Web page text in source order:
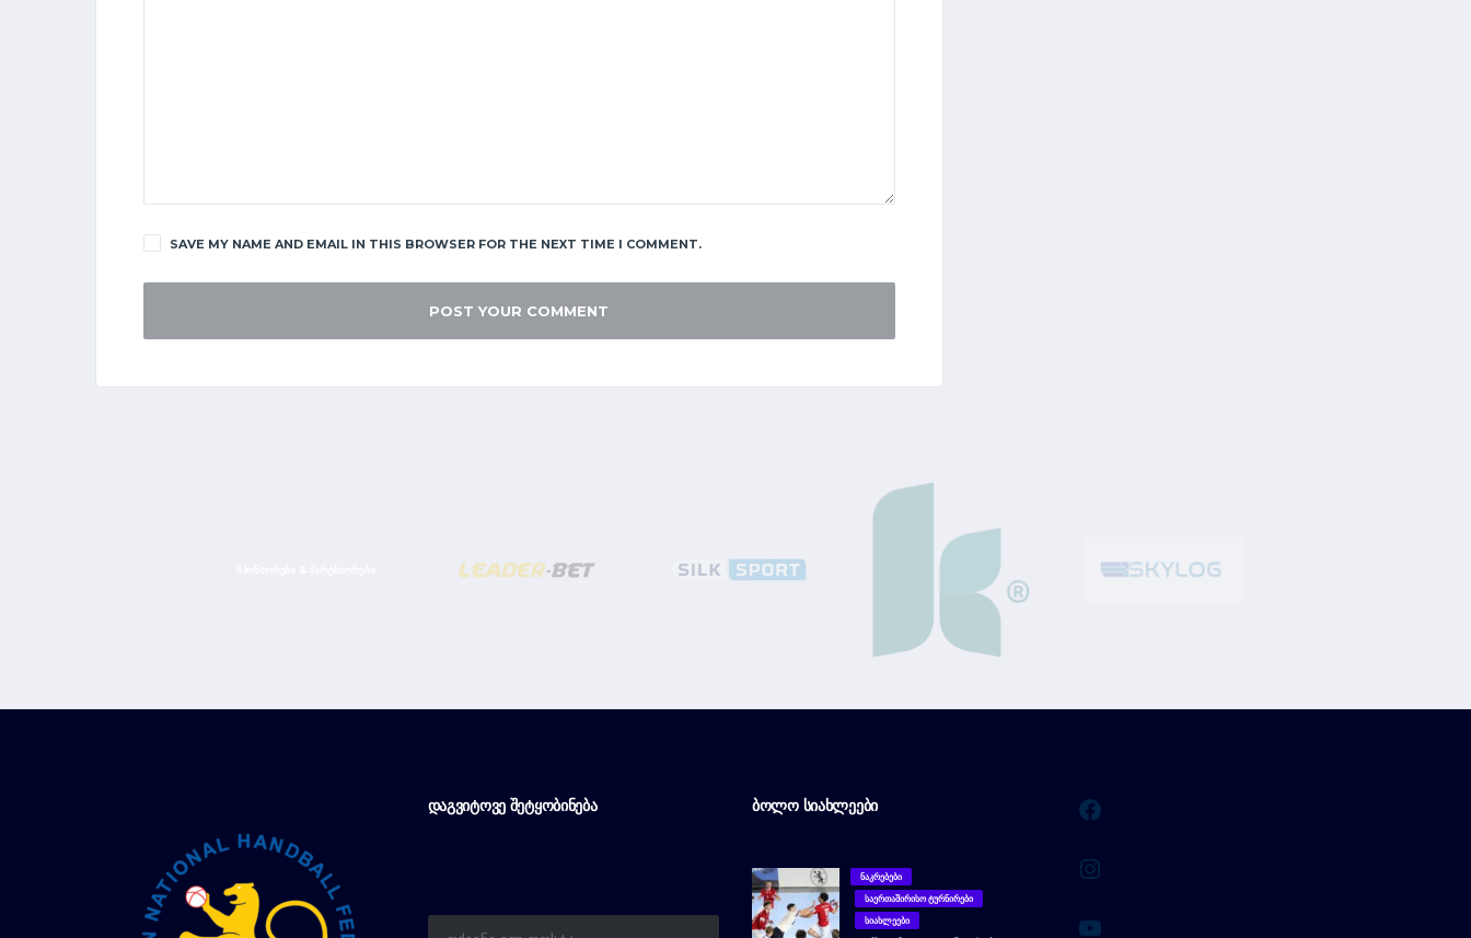
SAVE MY NAME AND EMAIL IN THIS BROWSER FOR THE NEXT TIME I COMMENT.
ᲓᲐᲒᲕᲘᲢᲝᲕᲔ ᲨᲔᲢᲧᲝᲑᲘᲜᲔᲑᲐ ᲑᲝᲚᲝ ᲡᲘᲐᲮᲚᲔᲔᲑᲘ
ᲜᲐᲙᲠᲔᲑᲔᲑᲘ
ᲡᲐᲔᲠᲗᲐᲨᲘᲠᲘᲡᲝ ᲢᲣᲠᲜᲘᲠᲔᲑᲘ
ᲡᲘᲐᲮᲚᲔᲔᲑᲘ
Facebook
Instagram
YouTube